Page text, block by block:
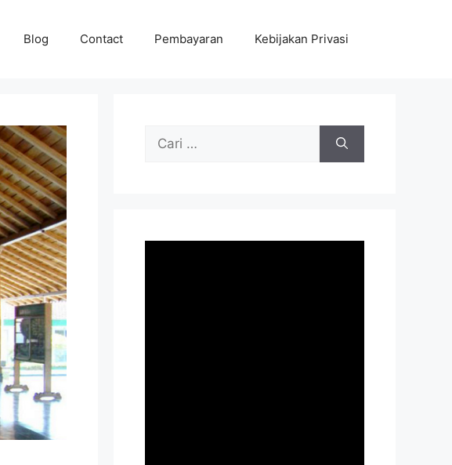
Blog Contact Pembayaran Kebijakan Privasi
Cari